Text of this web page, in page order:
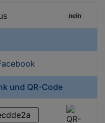
nein
und QR-Code